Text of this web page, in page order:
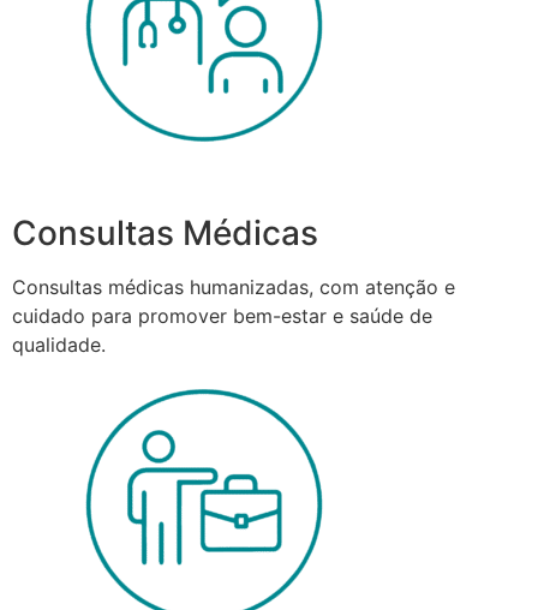
Consultas Médicas
Consultas médicas humanizadas, com atenção e
cuidado para promover bem-estar e saúde de
qualidade.